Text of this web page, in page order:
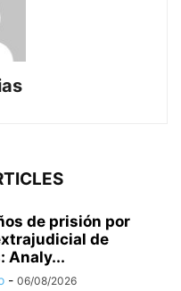
de prisión por
de
Analy...
- 06/08/2026